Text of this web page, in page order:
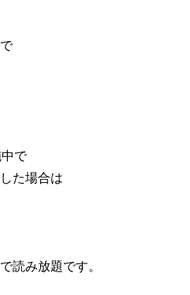
で
で
た場合は
読み放題です。